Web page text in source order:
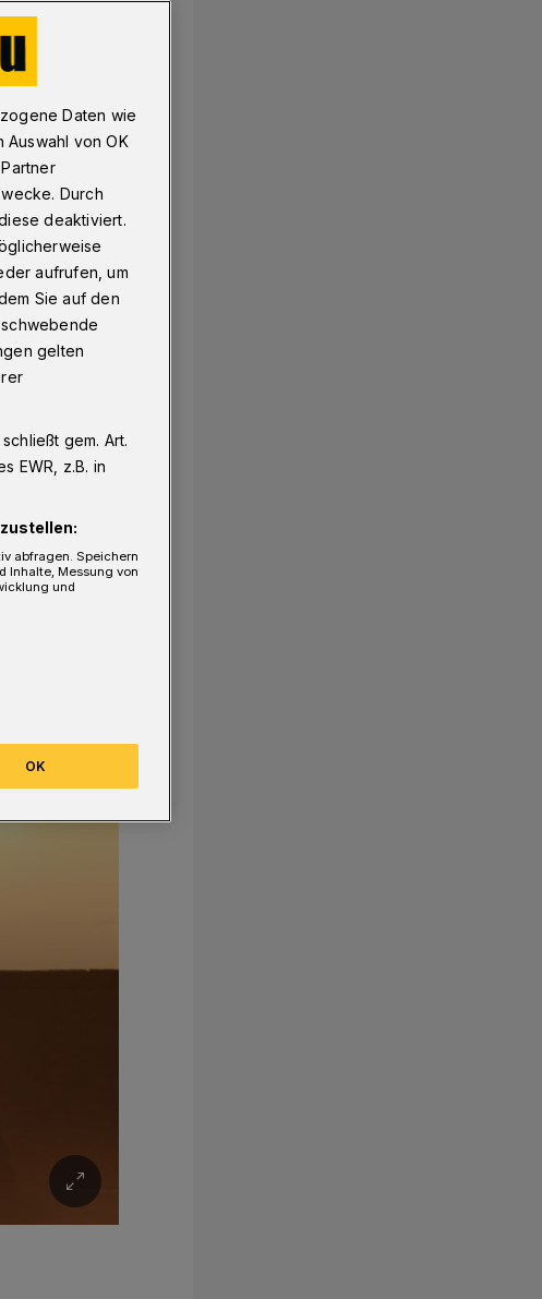
Daten wie
Auswahl von OK
Durch
deaktiviert.
aufrufen, um
Sie auf den
gelten
gem. Art.
EWR, z.B. in
abfragen. Speichern
Inhalte, Messung von
und
OK